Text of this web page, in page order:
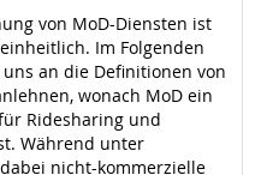
von MoD-Diensten ist
Im Folgenden
an die Definitionen von
wonach MoD ein
Ridesharing und
Während unter
nicht-kommerzielle